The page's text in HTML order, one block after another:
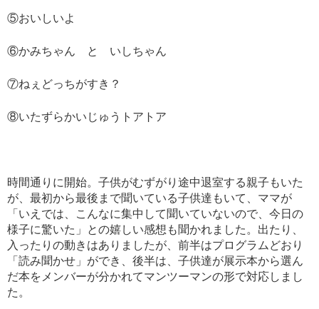
⑤おいしいよ
⑥かみちゃん と いしちゃん
⑦ねぇどっちがすき？
⑧いたずらかいじゅうトアトア
時間通りに開始。子供がむずがり途中退室する親子もいた
が、最初から最後まで聞いている子供達もいて、ママが
「いえでは、こんなに集中して聞いていないので、今日の
様子に驚いた」との嬉しい感想も聞かれました。出たり、
入ったりの動きはありましたが、前半はプログラムどおり
「読み聞かせ」ができ、後半は、子供達が展示本から選ん
だ本をメンバーが分かれてマンツーマンの形で対応しまし
た。